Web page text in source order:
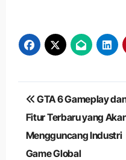
Navigasi
pos
GTA 6 Gameplay
Fitur Terbaru yang
Mengguncang Industri
Game Global